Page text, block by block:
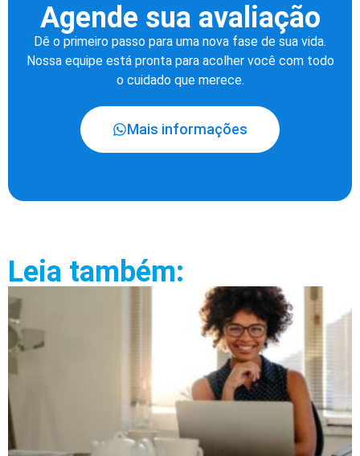
Agende sua avaliação
Dê o primeiro passo para uma nova fase de sua vida.
Nossa equipe está pronta para acolher você com todo
o cuidado que merece.
Mais informações
Leia também: